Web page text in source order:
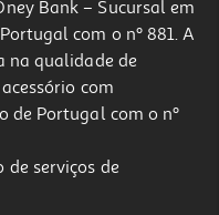
Bank – Sucursal em
com o nº 881. A
na qualidade de
com
de Portugal com o nº
serviços de